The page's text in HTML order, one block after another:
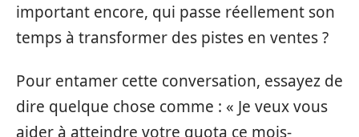
important encore, qui passe réellement son
temps à transformer des pistes en ventes ?
Pour entamer cette conversation, essayez de
dire quelque chose comme : « Je veux vous
aider à atteindre votre quota ce mois-